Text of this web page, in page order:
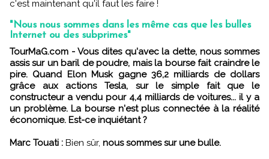
c'est maintenant qu'il faut les faire !
"Nous nous sommes dans les même cas que les bulles
Internet ou des subprimes"
TourMaG.com - Vous dites qu'avec la dette, nous sommes
assis sur un baril de poudre, mais la bourse fait craindre le
pire. Quand Elon Musk gagne 36,2 milliards de dollars
grâce aux actions Tesla, sur le simple fait que le
constructeur a vendu pour 4,4 milliards de voitures... il y a
un problème. La bourse n'est plus connectée à la réalité
économique. Est-ce inquiétant ?
Marc Touati : Bien sûr, nous sommes sur une bulle.